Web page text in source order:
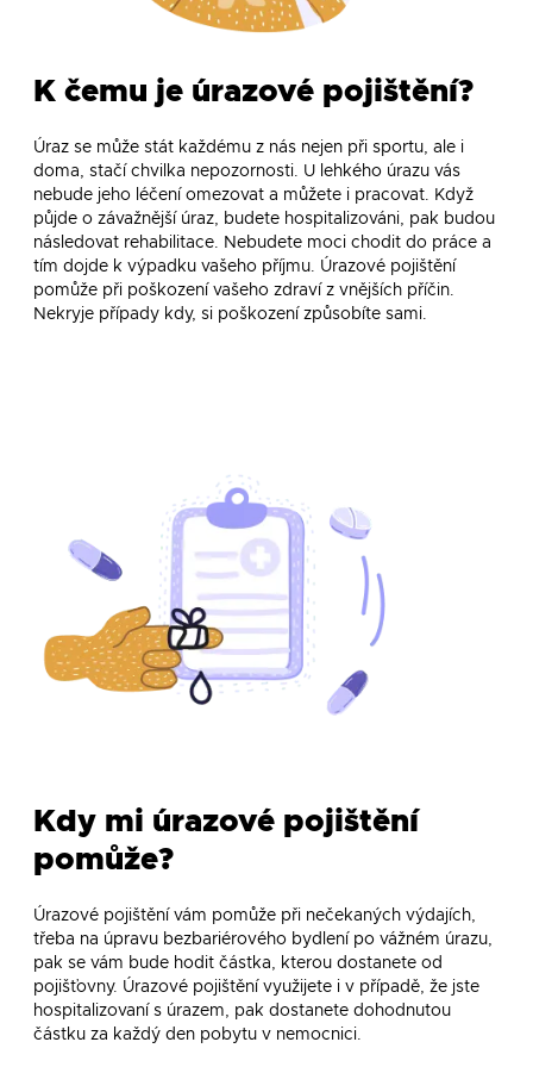
K čemu je úrazové pojištění?
Úraz se může stát každému z nás nejen při sportu, ale i
doma, stačí chvilka nepozornosti. U lehkého úrazu vás
nebude jeho léčení omezovat a můžete i pracovat. Když
půjde o závažnější úraz, budete hospitalizováni, pak budou
následovat rehabilitace. Nebudete moci chodit do práce a
tím dojde k výpadku vašeho příjmu. Úrazové pojištění
pomůže při poškození vašeho zdraví z vnějších příčin.
Nekryje případy kdy, si poškození způsobíte sami.
Kdy mi úrazové pojištění
pomůže?
Úrazové pojištění vám pomůže při nečekaných výdajích,
třeba na úpravu bezbariérového bydlení po vážném úrazu,
pak se vám bude hodit částka, kterou dostanete od
pojišťovny. Úrazové pojištění využijete i v případě, že jste
hospitalizovaní s úrazem, pak dostanete dohodnutou
částku za každý den pobytu v nemocnici.